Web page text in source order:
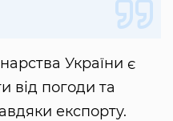
України є
від погоди та
експорту.